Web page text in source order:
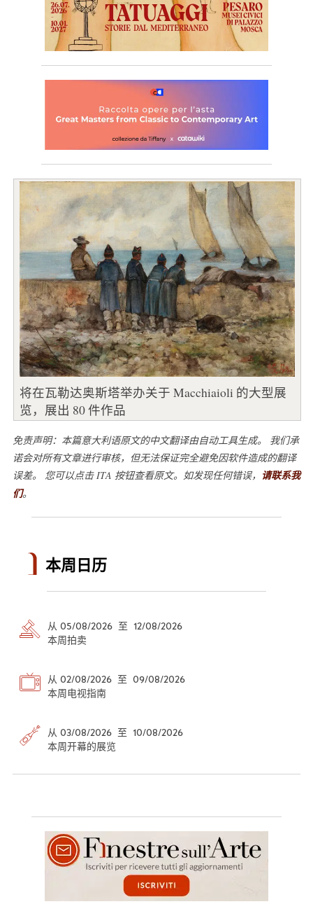
将在瓦勒达奥斯塔举办关于 Macchiaioli 的大型展
览，展出 80 件作品
免责声明：本篇意大利语原文的中文翻译由自动工具生成。 我们承
诺会对所有文章进行审核，但无法保证完全避免因软件造成的翻译
误差。 您可以点击 ITA 按钮查看原文。如发现任何错误， 请联系我
们。
本周日历
从 05/08/2026 至 12/08/2026
本周拍卖
从 02/08/2026 至 09/08/2026
本周电视指南
从 03/08/2026 至 10/08/2026
本周开幕的展览